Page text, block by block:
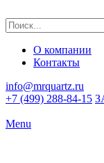
О компании
Контакты
info@mrquartz.ru
+7 (499) 288-84-15
Menu